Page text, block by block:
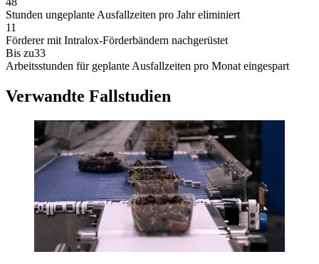
Stunden ungeplante Ausfallzeiten pro Jahr eliminiert
11
Förderer mit Intralox-Förderbändern nachgerüstet
Bis zu33
Arbeitsstunden für geplante Ausfallzeiten pro Monat eingespart
Verwandte Fallstudien